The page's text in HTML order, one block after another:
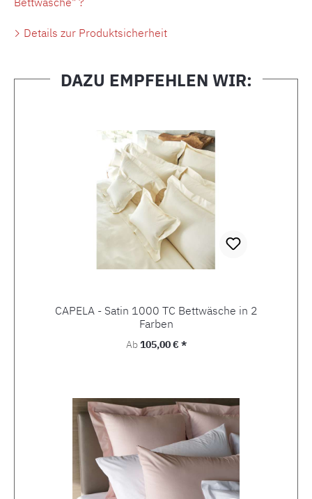
Details zur Produktsicherheit
DAZU EMPFEHLEN WIR:
CAPELA - Satin 1000 TC Bettwäsche in 2
Farben
Regulärer Preis:
Ab105,00 € *